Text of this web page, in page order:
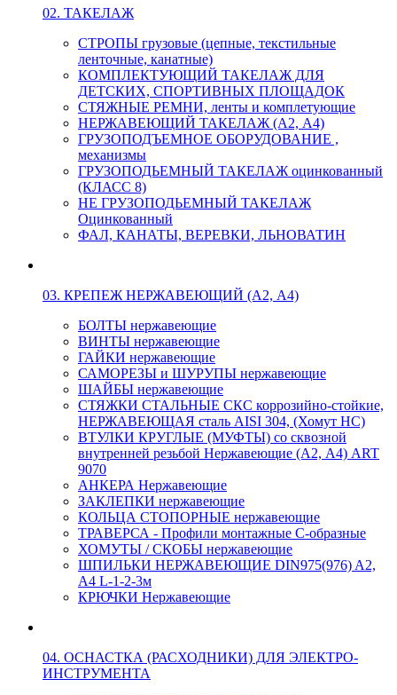
02. ТАКЕЛАЖ
СТРОПЫ грузовые (цепные, текстильные
ленточные, канатные)
КОМПЛЕКТУЮЩИЙ ТАКЕЛАЖ ДЛЯ
ДЕТСКИХ, СПОРТИВНЫХ ПЛОЩАДОК
СТЯЖНЫЕ РЕМНИ, ленты и комплетующие
НЕРЖАВЕЮЩИЙ ТАКЕЛАЖ (А2, А4)
ГРУЗОПОДЪЕМНОЕ ОБОРУДОВАНИЕ ,
механизмы
ГРУЗОПОДЬЕМНЫЙ ТАКЕЛАЖ оцинкованный
(КЛАСС 8)
НЕ ГРУЗОПОДЬЕМНЫЙ ТАКЕЛАЖ
Оцинкованный
ФАЛ, КАНАТЫ, ВЕРЕВКИ, ЛЬНОВАТИН
03. КРЕПЕЖ НЕРЖАВЕЮЩИЙ (А2, А4)
БОЛТЫ нержавеющие
ВИНТЫ нержавеющие
ГАЙКИ нержавеющие
САМОРЕЗЫ и ШУРУПЫ нержавеющие
ШАЙБЫ нержавеющие
СТЯЖКИ СТАЛЬНЫЕ СКС коррозийно-стойкие,
НЕРЖАВЕЮЩАЯ сталь AISI 304, (Хомут НС)
ВТУЛКИ КРУГЛЫЕ (МУФТЫ) со сквозной
внутренней резьбой Нержавеющие (А2, А4) ART
9070
АНКЕРА Нержавеющие
ЗАКЛЕПКИ нержавеющие
КОЛЬЦА СТОПОРНЫЕ нержавеющие
ТРАВЕРСА - Профили монтажные С-образные
ХОМУТЫ / СКОБЫ нержавеющие
ШПИЛЬКИ НЕРЖАВЕЮЩИЕ DIN975(976) A2,
А4 L-1-2-3м
КРЮЧКИ Нержавеющие
04. ОСНАСТКА (РАСХОДНИКИ) ДЛЯ ЭЛЕКТРО-
ИНСТРУМЕНТА